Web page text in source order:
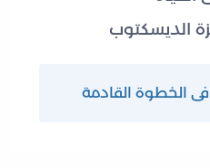
الديسكتوب
الخطوة القادمة